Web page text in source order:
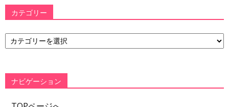
カテゴリー
カ
テ
ー
ナビゲーション